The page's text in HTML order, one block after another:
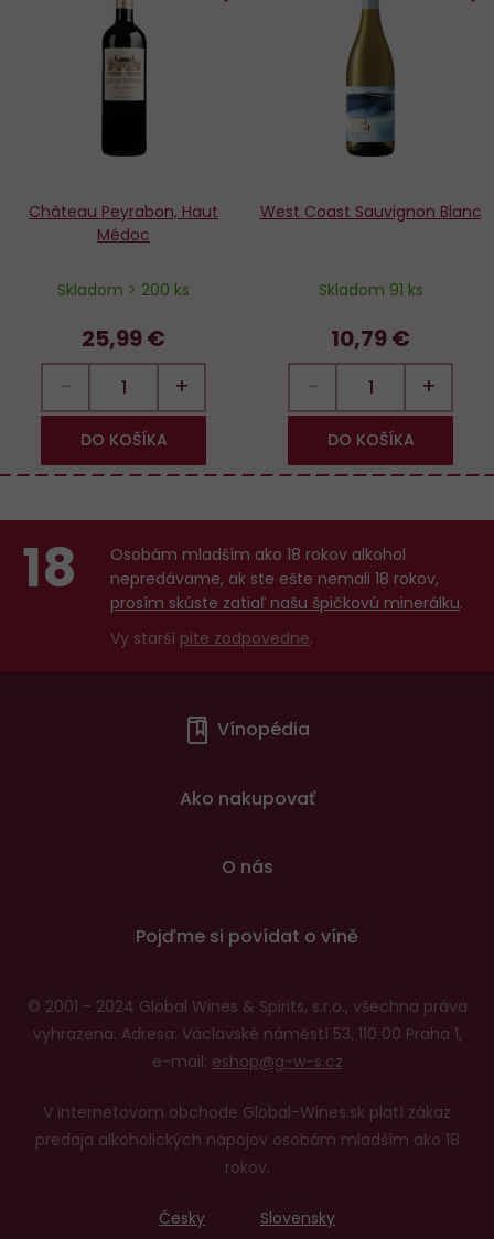
Château Peyrabon, Haut
Médoc
Skladom > 200 ks
25,99 €
− +
DO KOŠÍKA
West Coast Sauvignon Blanc
Skladom 91 ks
10,79 €
− +
DO KOŠÍKA
18
Osobám mladším ako 18 rokov alkohol
nepredávame, ak ste ešte nemali 18 rokov,
prosím skúste zatiaľ našu špičkovú minerálku.
Vy starší pite zodpovedne.
Vínopédia
Ako nakupovať
O nás
Pojďme si povídat o víně
© 2001 - 2024 Global Wines & Spirits, s.r.o., všechna práva
vyhrazena. Adresa: Václavské náměstí 53, 110 00 Praha 1,
e-mail: eshop@g-w-s.cz
V internetovom obchode Global-Wines.sk platí zákaz
predaja alkoholických nápojov osobám mladším ako 18
rokov.
Česky Slovensky